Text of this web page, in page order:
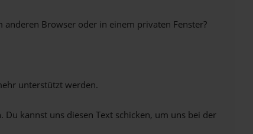
Browser oder in einem privaten Fenster?
unterstützt werden.
kannst uns diesen Text schicken, um uns bei der